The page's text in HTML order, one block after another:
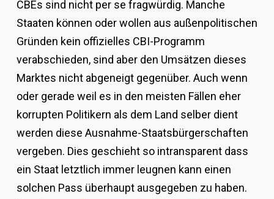
CBEs sind nicht per se fragwürdig. Manche
Staaten können oder wollen aus außenpolitischen
Gründen kein offizielles CBI-Programm
verabschieden, sind aber den Umsätzen dieses
Marktes nicht abgeneigt gegenüber. Auch wenn
oder gerade weil es in den meisten Fällen eher
korrupten Politikern als dem Land selber dient
werden diese Ausnahme-Staatsbürgerschaften
vergeben. Dies geschieht so intransparent dass
ein Staat letztlich immer leugnen kann einen
solchen Pass überhaupt ausgegeben zu haben.